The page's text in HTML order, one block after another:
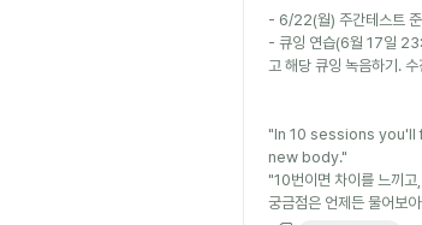
- 6/22(월) 주간테스트
- 큐잉 연습(6월 17일
고 해당 큐잉 녹음하기.
"In 10 sessions
new body."
"10번이면 차이를 느끼
궁금점은 언제든 물어보